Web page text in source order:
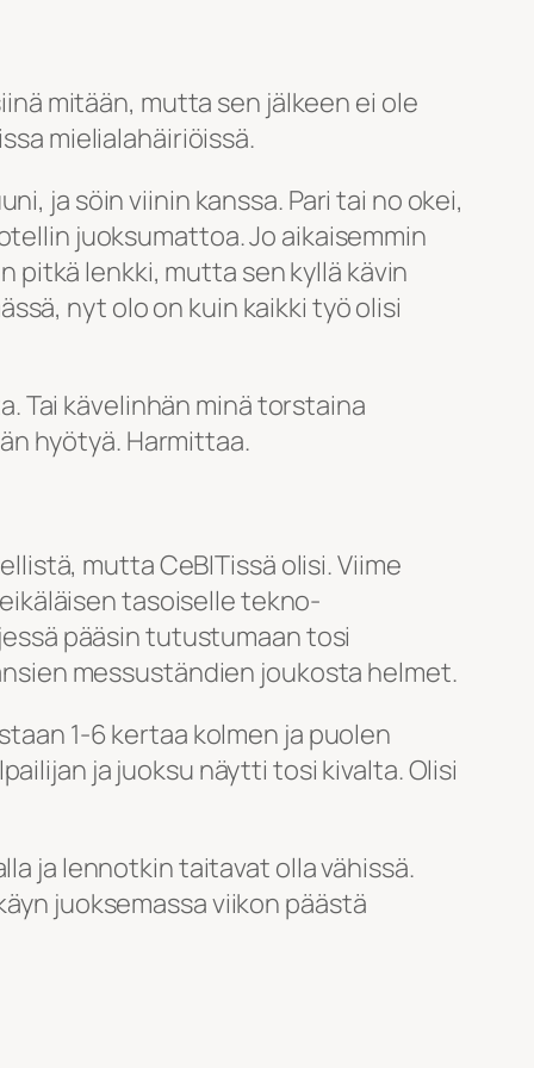
mitään, mutta sen jälkeen ei ole
mielialahäiriöissä.
ja söin viinin kanssa. Pari tai no okei,
juoksumattoa. Jo aikaisemmin
pitkä lenkki, mutta sen kyllä kävin
nyt olo on kuin kaikki työ olisi
Tai kävelinhän minä torstaina
hyötyä. Harmittaa.
mutta CeBITissä olisi. Viime
tasoiselle tekno-
pääsin tutustumaan tosi
messuständien joukosta helmet.
1-6 kertaa kolmen ja puolen
ja juoksu näytti tosi kivalta. Olisi
ja lennotkin taitavat olla vähissä.
juoksemassa viikon päästä